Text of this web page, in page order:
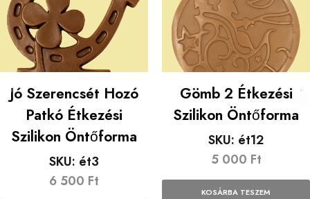
Jó Szerencsét Hozó
Patkó Étkezési
Szilikon Öntőforma
SKU: ét3
6 500 Ft
Gömb 2 Étkezési
Szilikon Öntőforma
SKU: ét12
5 000 Ft
KOSÁRBA TESZEM